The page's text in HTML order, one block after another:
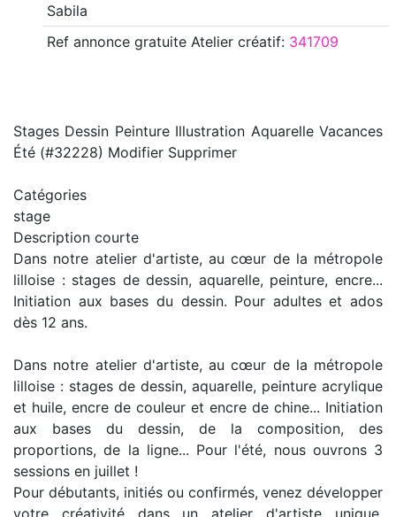
Sabila
Ref annoncegratuite Atelier créatif: 341709
Stages Dessin Peinture Illustration Aquarelle Vacances
Été (#32228) Modifier Supprimer
Catégories
stage
Description courte
Dans notre atelier d'artiste, au cœur de la métropole
lilloise : stages de dessin, aquarelle, peinture, encre...
Initiation aux bases du dessin. Pour adultes et ados
dès 12 ans.
Dans notre atelier d'artiste, au cœur de la métropole
lilloise : stages de dessin, aquarelle, peinture acrylique
et huile, encre de couleur et encre de chine... Initiation
aux bases du dessin, de la composition, des
proportions, de la ligne... Pour l'été, nous ouvrons 3
sessions en juillet !
Pour débutants, initiés ou confirmés, venez développer
votre créativité dans un atelier d'artiste unique,